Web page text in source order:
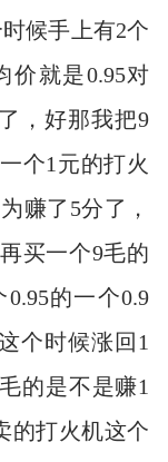
候手上有2个
价就是0.95对
，好那我把9
个1元的打火
赚了5分了，
买一个9毛的
的一个0.9
个时候涨回1
的是不是赚1
的打火机这个